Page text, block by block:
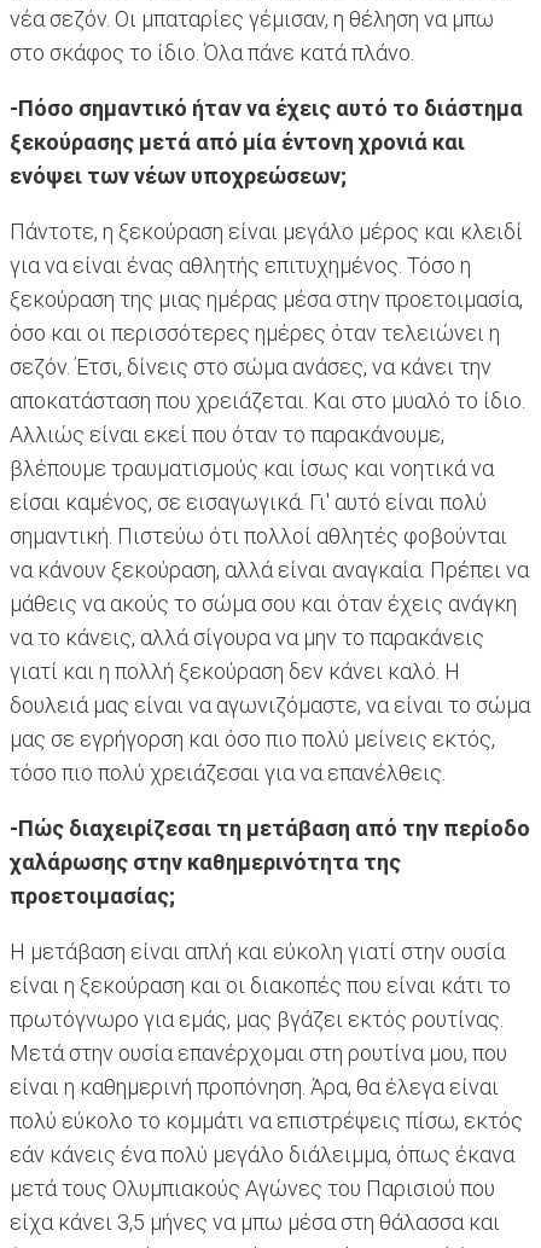
νέα σεζόν. Οι μπαταρίες γέμισαν, η θέληση να μπω
στο σκάφος το ίδιο. Όλα πάνε κατά πλάνο.
-Πόσο σημαντικό ήταν να έχεις αυτό το διάστημα
ξεκούρασης μετά από μία έντονη χρονιά και
ενόψει των νέων υποχρεώσεων;
Πάντοτε, η ξεκούραση είναι μεγάλο μέρος και κλειδί
για να είναι ένας αθλητής επιτυχημένος. Τόσο η
ξεκούραση της μιας ημέρας μέσα στην προετοιμασία,
όσο και οι περισσότερες ημέρες όταν τελειώνει η
σεζόν. Έτσι, δίνεις στο σώμα ανάσες, να κάνει την
αποκατάσταση που χρειάζεται. Και στο μυαλό το ίδιο.
Αλλιώς είναι εκεί που όταν το παρακάνουμε,
βλέπουμε τραυματισμούς και ίσως και νοητικά να
είσαι καμένος, σε εισαγωγικά. Γι' αυτό είναι πολύ
σημαντική. Πιστεύω ότι πολλοί αθλητές φοβούνται
να κάνουν ξεκούραση, αλλά είναι αναγκαία. Πρέπει να
μάθεις να ακούς το σώμα σου και όταν έχεις ανάγκη
να το κάνεις, αλλά σίγουρα να μην το παρακάνεις
γιατί και η πολλή ξεκούραση δεν κάνει καλό. Η
δουλειά μας είναι να αγωνιζόμαστε, να είναι το σώμα
μας σε εγρήγορση και όσο πιο πολύ μείνεις εκτός,
τόσο πιο πολύ χρειάζεσαι για να επανέλθεις.
-Πώς διαχειρίζεσαι τη μετάβαση από την περίοδο
χαλάρωσης στην καθημερινότητα της
προετοιμασίας;
Η μετάβαση είναι απλή και εύκολη γιατί στην ουσία
είναι η ξεκούραση και οι διακοπές που είναι κάτι το
πρωτόγνωρο για εμάς, μας βγάζει εκτός ρουτίνας.
Μετά στην ουσία επανέρχομαι στη ρουτίνα μου, που
είναι η καθημερινή προπόνηση. Άρα, θα έλεγα είναι
πολύ εύκολο το κομμάτι να επιστρέψεις πίσω, εκτός
εάν κάνεις ένα πολύ μεγάλο διάλειμμα, όπως έκανα
μετά τους Ολυμπιακούς Αγώνες του Παρισιού που
είχα κάνει 3,5 μήνες να μπω μέσα στη θάλασσα και